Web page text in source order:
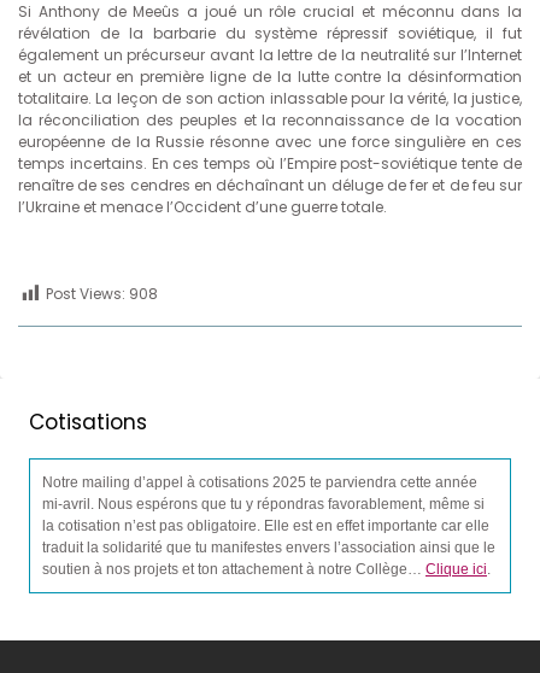
Si Anthony de Meeûs a joué un rôle crucial et méconnu dans la
révélation de la barbarie du système répressif soviétique, il fut
également un précurseur avant la lettre de la neutralité sur l’Internet
et un acteur en première ligne de la lutte contre la désinformation
totalitaire. La leçon de son action inlassable pour la vérité, la justice,
la réconciliation des peuples et la reconnaissance de la vocation
européenne de la Russie résonne avec une force singulière en ces
temps incertains. En ces temps où l’Empire post-soviétique tente de
renaître de ses cendres en déchaînant un déluge de fer et de feu sur
l’Ukraine et menace l’Occident d’une guerre totale.
Post Views: 908
Cotisations
Notre mailing d’appel à cotisations 2025 te parviendra cette année
mi-avril. Nous espérons que tu y répondras favorablement, même si
la cotisation n’est pas obligatoire. Elle est en effet importante car elle
traduit la solidarité que tu manifestes envers l’association ainsi que le
soutien à nos projets et ton attachement à notre Collège… Clique ici.